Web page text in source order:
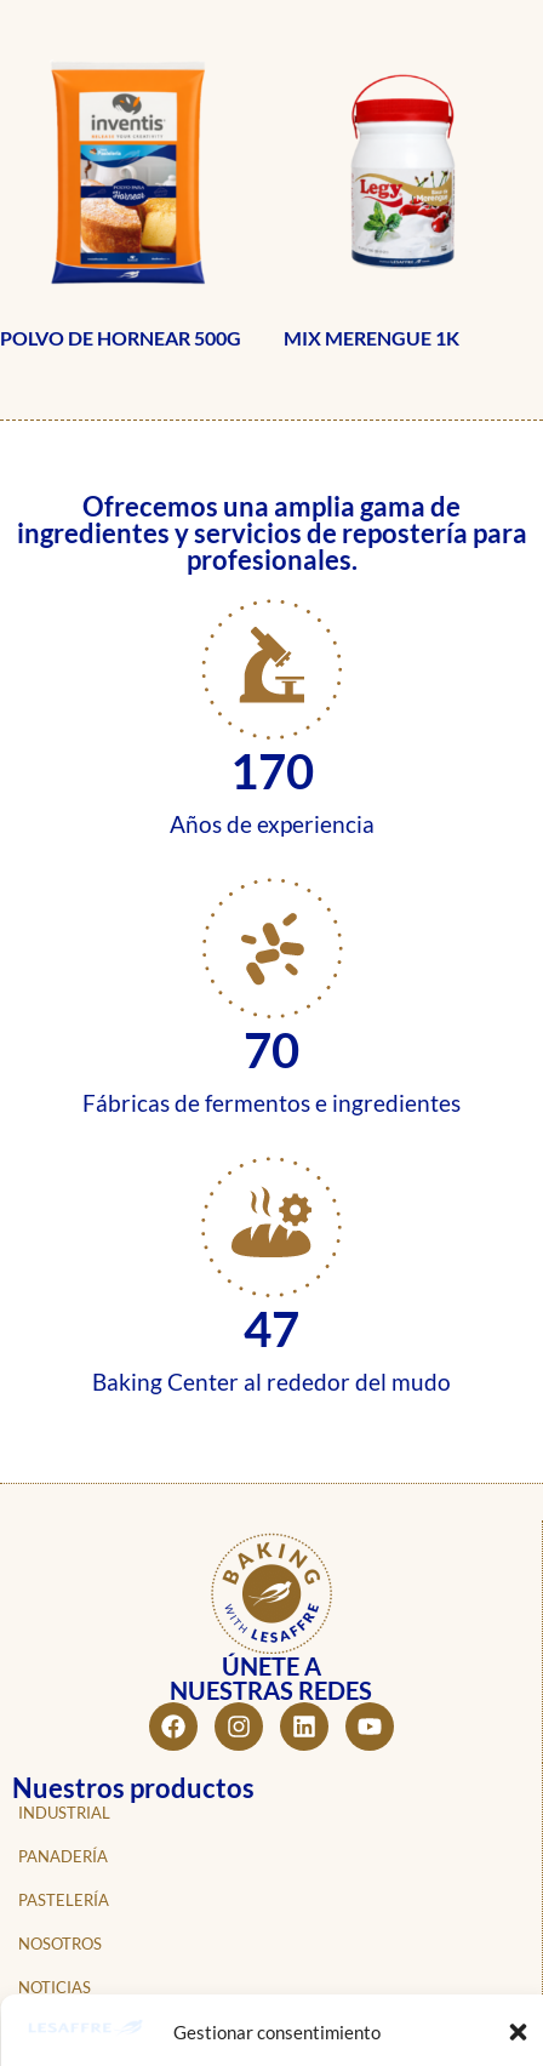
Gestionar consentimiento
POLVO DE HORNEAR 500G MIX MERENGUE 1K
Ofrecemos una amplia gama de
ingredientes y servicios de repostería para
profesionales.
Años de experiencia
170
Fábricas de fermentos e ingredientes
70
Baking Center al rededor del mudo
47
ÚNETE A
NUESTRAS REDES
Nuestros productos
INDUSTRIAL
PANADERÍA
PASTELERÍA
NOSOTROS
NOTICIAS
PROFESIONALES